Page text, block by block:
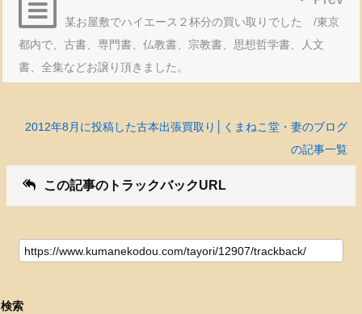
某お屋敷でハイエース２杯分の買い取りでした /東京
都内で、古書、専門書、仏教書、宗教書、思想哲学書、人文
書、全集などお譲り頂きました。
2012年8月に投稿した古本出張買取り│くまねこ堂・妻のブログ
の記事一覧
この記事のトラックバックURL
検索